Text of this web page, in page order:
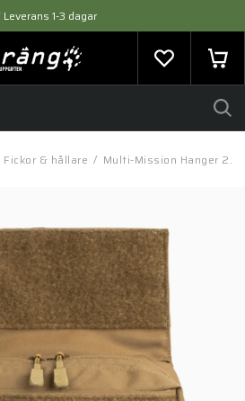
Leverans 1-3 dagar
betalning med SVEA
& Kvalitetsprodukter
Fickor & hållare / Multi-Mission Hanger 2.0